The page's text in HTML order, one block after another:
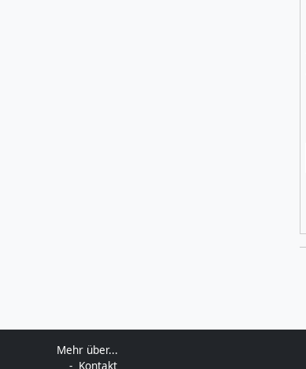
Mehr über...
Kontakt